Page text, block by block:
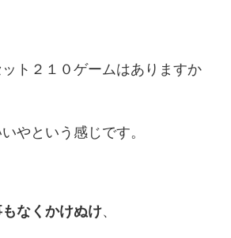
ト２１０ゲームはありますか
やという感じです。
なくかけぬけ、